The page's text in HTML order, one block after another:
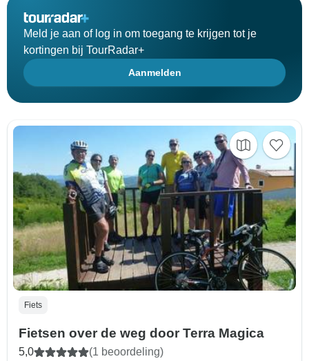
Meld je aan of log in om toegang te krijgen tot je
kortingen bij TourRadar+
Aanmelden
Fiets
Fietsen over de weg door Terra Magica
5,0 (1 beoordeling)